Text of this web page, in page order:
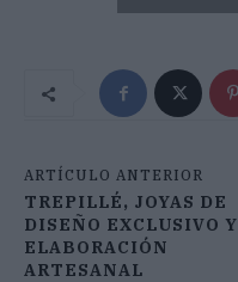
ARTÍCULO ANTERIOR
TREPILLÉ, JOYAS DE
DISEÑO EXCLUSIVO Y
ELABORACIÓN
ARTESANAL